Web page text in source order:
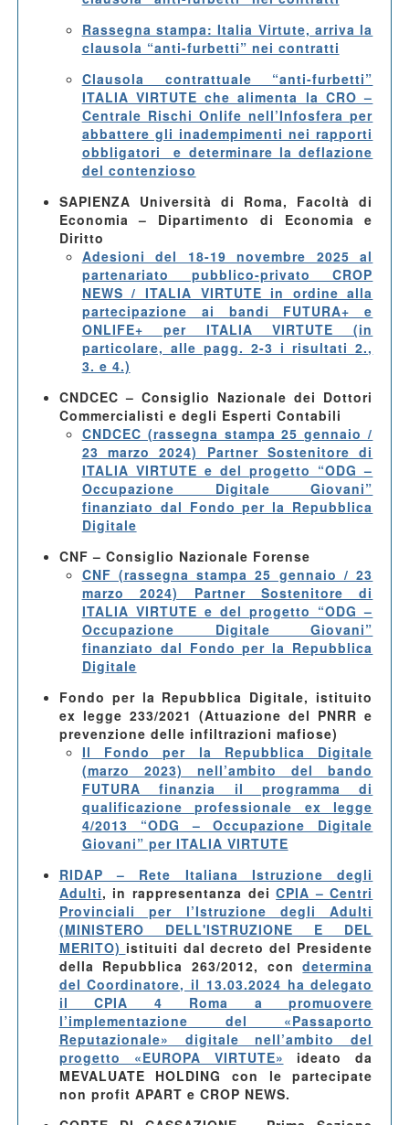
Rassegna stampa: Italia Virtute, arriva la
clausola “anti-furbetti” nei contratti
Clausola contrattuale “anti-furbetti”
ITALIA VIRTUTE che alimenta la CRO –
Centrale Rischi Onlife nell’Infosfera per
abbattere gli inadempimenti nei rapporti
obbligatori e determinare la deflazione
del contenzioso
SAPIENZA Università di Roma, Facoltà di
Economia – Dipartimento di Economia e
Diritto
Adesioni del 18-19 novembre 2025 al
partenariato pubblico-privato CROP
NEWS / ITALIA VIRTUTE in ordine alla
partecipazione ai bandi FUTURA+ e
ONLIFE+ per ITALIA VIRTUTE (in
particolare, alle pagg. 2-3 i risultati 2.,
3. e 4.)
CNDCEC – Consiglio Nazionale dei Dottori
Commercialisti e degli Esperti Contabili
CNDCEC (rassegna stampa 25 gennaio /
23 marzo 2024) Partner Sostenitore di
ITALIA VIRTUTE e del progetto “ODG –
Occupazione Digitale Giovani”
finanziato dal Fondo per la Repubblica
Digitale
CNF – Consiglio Nazionale Forense
CNF (rassegna stampa 25 gennaio / 23
marzo 2024) Partner Sostenitore di
ITALIA VIRTUTE e del progetto “ODG –
Occupazione Digitale Giovani”
finanziato dal Fondo per la Repubblica
Digitale
Fondo per la Repubblica Digitale, istituito
ex legge 233/2021 (Attuazione del PNRR e
prevenzione delle infiltrazioni mafiose)
Il Fondo per la Repubblica Digitale
(marzo 2023) nell’ambito del bando
FUTURA finanzia il programma di
qualificazione professionale ex legge
4/2013 “ODG – Occupazione Digitale
Giovani” per ITALIA VIRTUTE
RIDAP – Rete Italiana Istruzione degli
Adulti, in rappresentanza deiCPIA – Centri
Provinciali per l’Istruzione degli Adulti
(MINISTERO DELL'ISTRUZIONE E DEL
MERITO) istituiti dal decreto del Presidente
della Repubblica 263/2012, condetermina
del Coordinatore, il 13.03.2024 ha delegato
il CPIA 4 Roma a promuovere
l’implementazione del «Passaporto
Reputazionale» digitale nell’ambito del
progetto «EUROPA VIRTUTE» ideato da
MEVALUATE HOLDING con le partecipate
non profit APART e CROP NEWS.